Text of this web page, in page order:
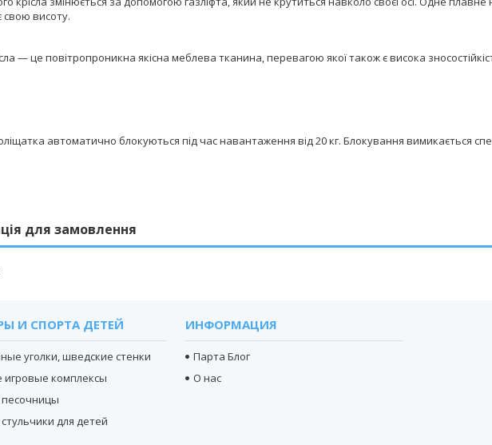
свою висоту.
— це повітропроникна якісна меблева тканина, перевагою якої також є висока
автоматично блокуються під час навантаження від 20 кг. Блокування вимикається
для замовлення
И СПОРТА ДЕТЕЙ
уголки, шведские стенки
игровые комплексы
для детей
ИНФОРМАЦИЯ
Парта Блог
О нас